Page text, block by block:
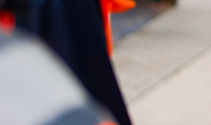
anzeigen/schließen